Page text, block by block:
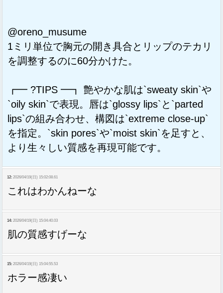
@oreno_musume
1ミリ単位で胸元の開き具合とリップのテカリ
を調整するのに60分かけた。
┏━ ?TIPS ━┓ 艶やかな肌は`sweaty skin`や
`oily skin`で表現。唇は`glossy lips`と`parted
lips`の組み合わせ、構図は`extreme close-up`
を指定。`skin pores`や`moist skin`を足すと、
より生々しい質感を再現可能です。
12: 2026/04/19(日) 15:02:08.61
これはわかんねーな
14: 2026/04/19(日) 15:04:40.03
肌の質感すげーな
15: 2026/04/19(日) 15:04:55.53
ホラー感凄い